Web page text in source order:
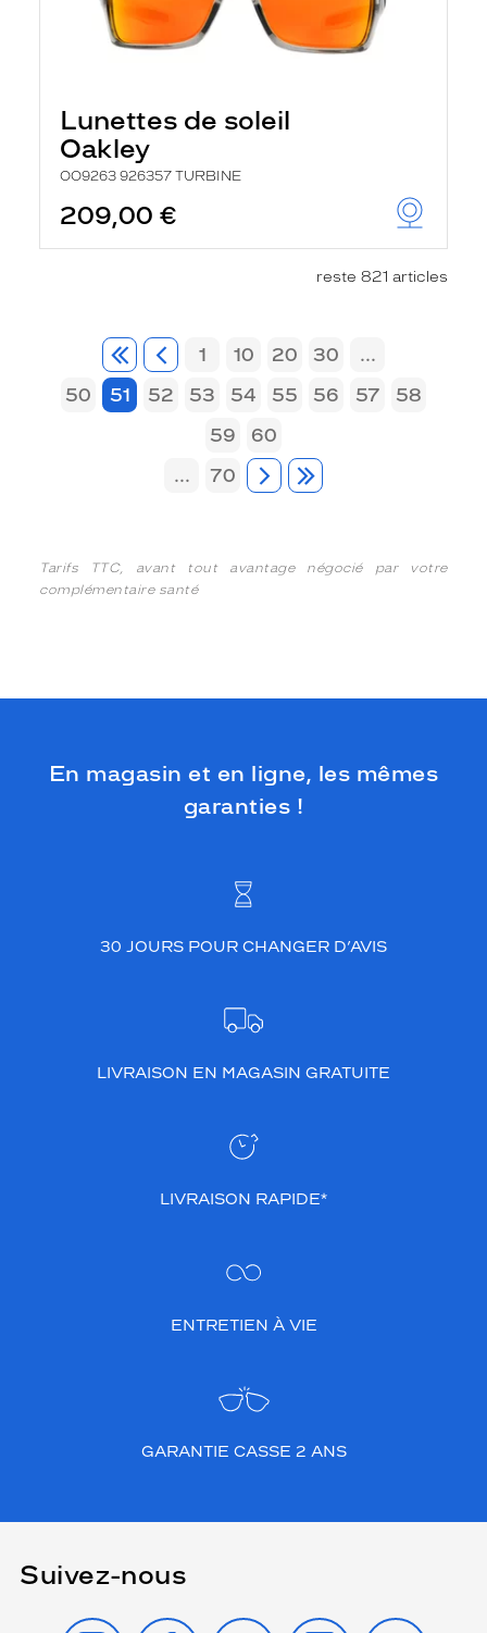
Lunettes de soleil
Oakley
OO9263 926357 TURBINE
209,00 €
reste 821 articles
1 10 20 30
...
50
51 52 53 54 55 56 57
58
59
60
...
70
Tarifs TTC, avant tout avantage négocié par votre
complémentaire santé
En magasin et en ligne, les mêmes
garanties !
30 JOURS POUR CHANGER D’AVIS
LIVRAISON EN MAGASIN GRATUITE
LIVRAISON RAPIDE*
ENTRETIEN À VIE
GARANTIE CASSE 2 ANS
Suivez-nous
INSTAGRAMFACEBOOK
TIKTOK YOUTUBE
X